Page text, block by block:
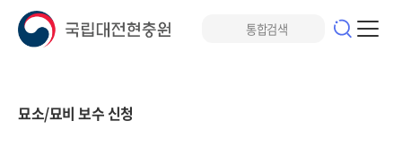
묘소/묘비 보수 신청